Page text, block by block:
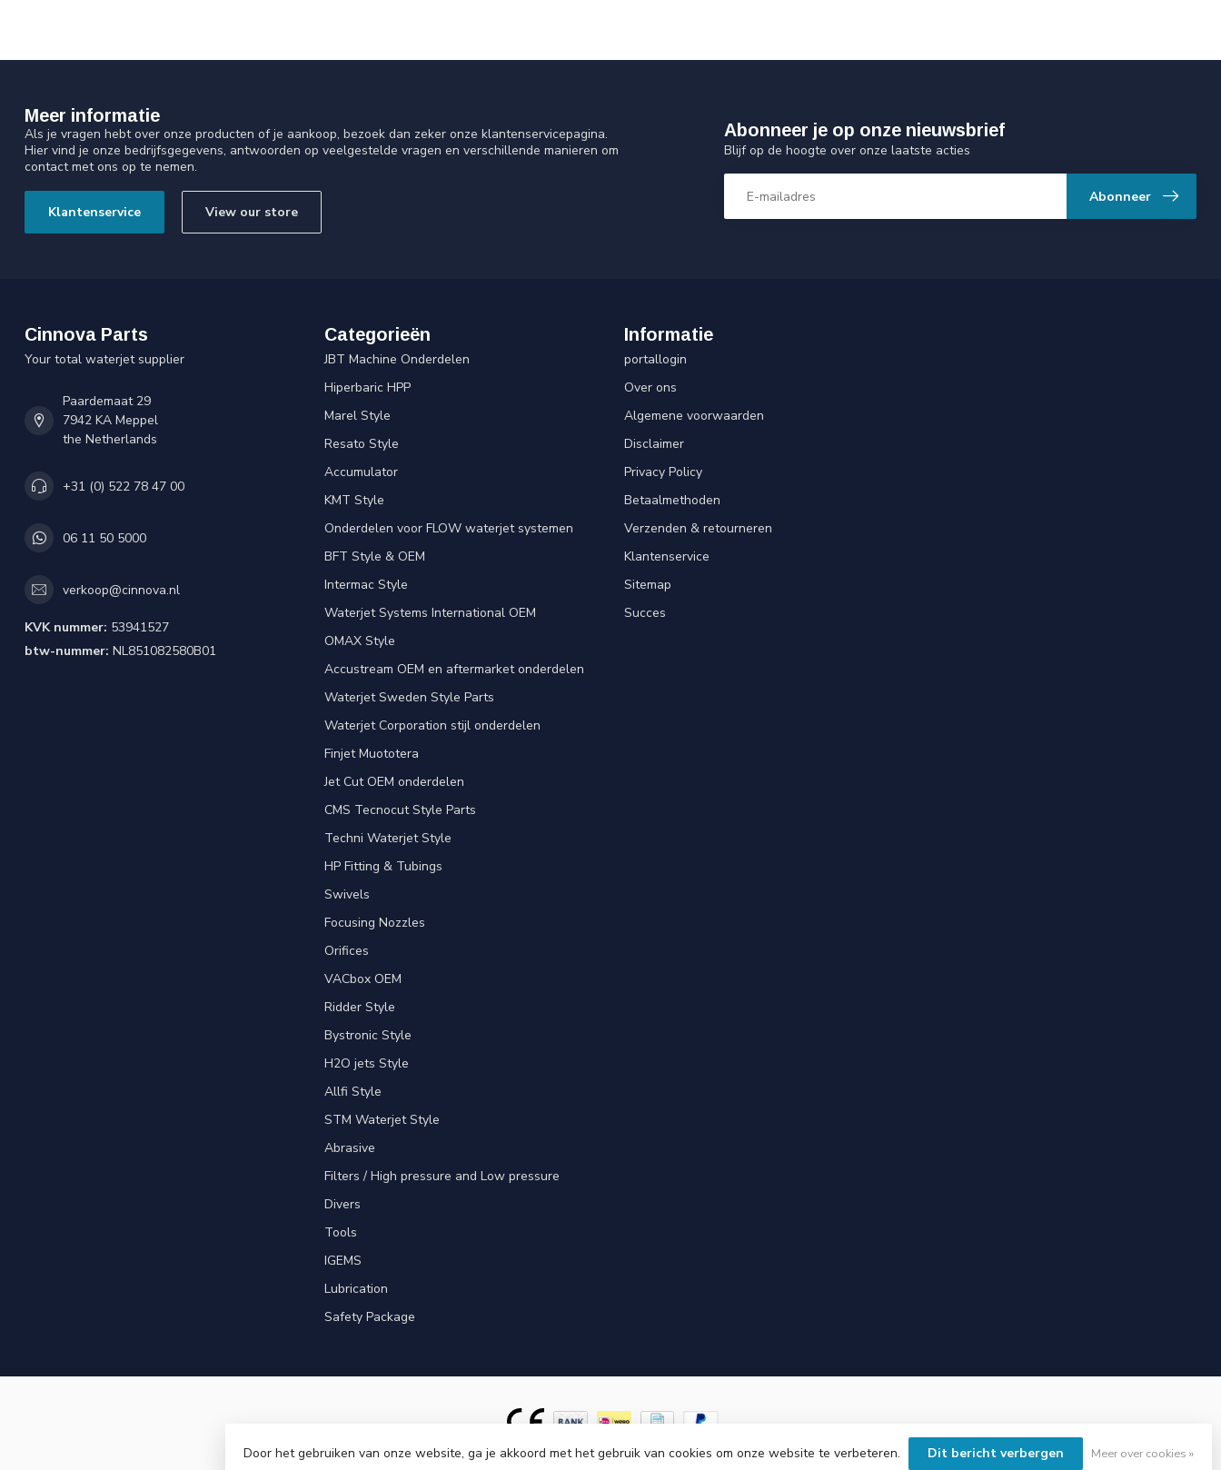
Meer informatie
Als je vragen hebt over onze producten of je aankoop, bezoek dan zeker onze klantenservicepagina.
Hier vind je onze bedrijfsgegevens, antwoorden op veelgestelde vragen en verschillende manieren om
contact met ons op te nemen.
Klantenservice View our store
Abonneer je op onze nieuwsbrief
Blijf op de hoogte over onze laatste acties
Abonneer
Cinnova Parts
Your total waterjet supplier
Paardemaat 29
7942 KA Meppel
the Netherlands
+31 (0) 522 78 47 00
06 11 50 5000
verkoop@cinnova.nl
KVK nummer: 53941527
btw-nummer: NL851082580B01
Categorieën
JBT Machine Onderdelen
Hiperbaric HPP
Marel Style
Resato Style
Accumulator
KMT Style
Onderdelen voor FLOW waterjet systemen
BFT Style & OEM
Intermac Style
Waterjet Systems International OEM
OMAX Style
Accustream OEM en aftermarket onderdelen
Waterjet Sweden Style Parts
Waterjet Corporation stijl onderdelen
Finjet Muototera
Jet Cut OEM onderdelen
CMS Tecnocut Style Parts
Techni Waterjet Style
HP Fitting & Tubings
Swivels
Focusing Nozzles
Orifices
VACbox OEM
Ridder Style
Bystronic Style
H2O jets Style
Allfi Style
STM Waterjet Style
Abrasive
Filters / High pressure and Low pressure
Divers
Tools
IGEMS
Lubrication
Safety Package
Informatie
portallogin
Over ons
Algemene voorwaarden
Disclaimer
Privacy Policy
Betaalmethoden
Verzenden & retourneren
Klantenservice
Sitemap
Succes
© Copyright 2026 Cinnova Parts- Powered byLightspeed -Lightspeed designbyDyvelopment
Door het gebruiken van onze website, ga je akkoord met het gebruik van cookies om onze website te verbeteren. Dit bericht verbergen Meer over cookies »